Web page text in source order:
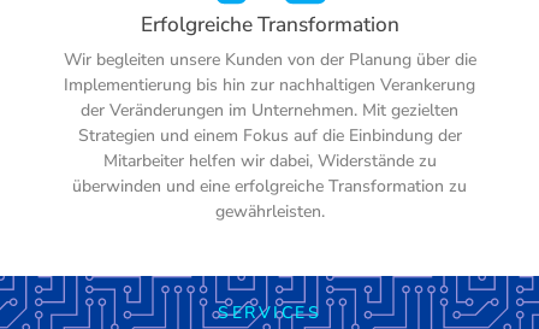
Erfolgreiche Transformation
Wir begleiten unsere Kunden von der Planung über die
Implementierung bis hin zur nachhaltigen Verankerung
der Veränderungen im Unternehmen. Mit gezielten
Strategien und einem Fokus auf die Einbindung der
Mitarbeiter helfen wir dabei, Widerstände zu
überwinden und eine erfolgreiche Transformation zu
gewährleisten.
SERVICES